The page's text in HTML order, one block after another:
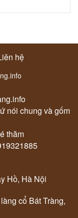
hệ
nói chung và gốm
thăm
Hồ, Hà Nội
cổ Bát Tràng,